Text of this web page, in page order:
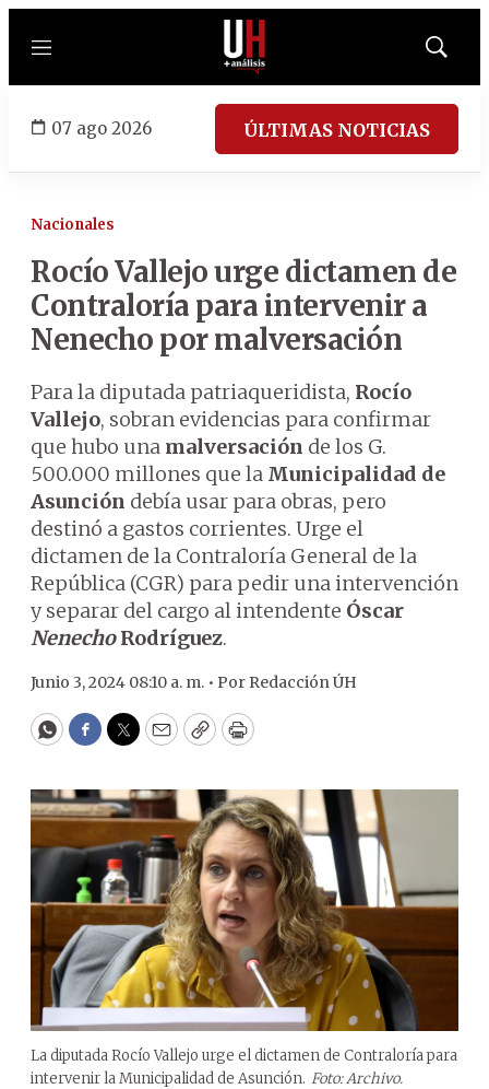
Menú
Mostrar
07 ago 2026 ÚLTIMAS NOTICIAS
Nacionales
Rocío Vallejo urge dictamen de
Contraloría para intervenir a
Nenecho por malversación
Para la diputada patriaqueridista, Rocío
Vallejo, sobran evidencias para confirmar
que hubo una malversación de los G.
500.000 millones que la Municipalidad de
Asunción debía usar para obras, pero
destinó a gastos corrientes. Urge el
dictamen de la Contraloría General de la
República (CGR) para pedir una intervención
y separar del cargo al intendente Óscar
NenechoRodríguez.
Junio 3, 2024 08:10 a. m. • Por Redacción ÚH
WhatsApp
Facebook
Twitter
EmailCopyPrint
La diputada Rocío Vallejo urge el dictamen de Contraloría para
intervenir la Municipalidad de Asunción. Foto: Archivo.